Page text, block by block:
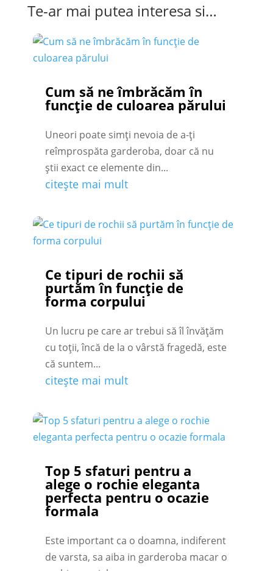
Te-ar mai putea interesa si…
Cum să ne îmbrăcăm în
funcție de culoarea părului
Uneori poate simți nevoia de a-ți
reîmprospăta garderoba, doar că nu
știi exact ce elemente din...
citește mai mult
Ce tipuri de rochii să
purtăm în funcție de
forma corpului
Un lucru pe care ar trebui să îl învățăm
cu toții, încă de la o vârstă fragedă, este
că suntem...
citește mai mult
Top 5 sfaturi pentru a
alege o rochie eleganta
perfecta pentru o ocazie
formala
Este important ca o doamna, indiferent
de varsta, sa aiba in garderoba macar o